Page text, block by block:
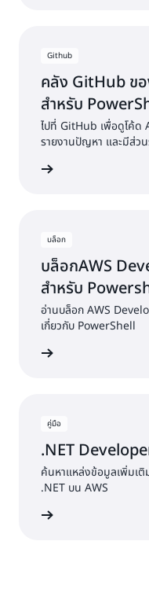
Github
คลัง GitHub ข
สำหรับ
ไปที่ GitHub เพื่อดูโค้ด
รายงานปัญหา และมีส่ว
บล็อก
บล็อกAWS
สำหรับ
อ่านบล็อก AWS
เกี่ยวกับ PowerShell
คู่มือ
.NET
ค้นหาแหล่งข้อมูลเพิ่มเ
.NET บน AWS